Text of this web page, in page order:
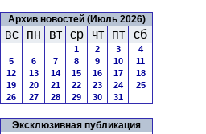
Архив новостей (Июль 2026)
вс пн вт ср чт пт сб
1 2 3
4
5
6 7 8 9 10
11
12
13 14 15 16 17
18
19
20 21 22 23 24
25
26
27 28 29 30 31
Эксклюзивная публикация